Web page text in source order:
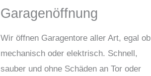
Garagenöffnung
Wir öffnen Garagentore aller Art, egal ob
mechanisch oder elektrisch. Schnell,
sauber und ohne Schäden an Tor oder